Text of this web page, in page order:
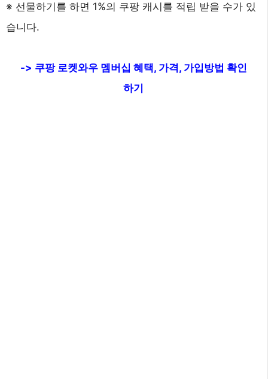
※ 선물하기를 하면 1%의 쿠팡 캐시를 적립 받을 수가 있
습니다.
-> 쿠팡 로켓와우 멤버십 혜택, 가격, 가입방법 확인
하기